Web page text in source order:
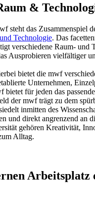
&
steht das Zusammenspiel
Technologie. Das
verschiedene Raum- und
Ausprobieren vielfältiger
bietet die mwf
Unternehmen,
bietet für jeden das
der mwf trägt zu dem
inmitten des
und direkt angrenzend an
gehören Kreativität,
Alltag.
Arbeitsplatz